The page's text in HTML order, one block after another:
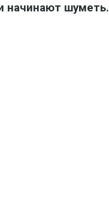
начинают шуметь.